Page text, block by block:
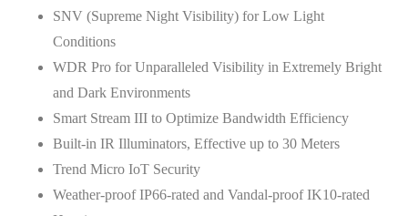
SNV (Supreme Night Visibility) for Low Light
Conditions
WDR Pro for Unparalleled Visibility in Extremely Bright
and Dark Environments
Smart Stream III to Optimize Bandwidth Efficiency
Built-in IR Illuminators, Effective up to 30 Meters
Trend Micro IoT Security
Weather-proof IP66-rated and Vandal-proof IK10-rated